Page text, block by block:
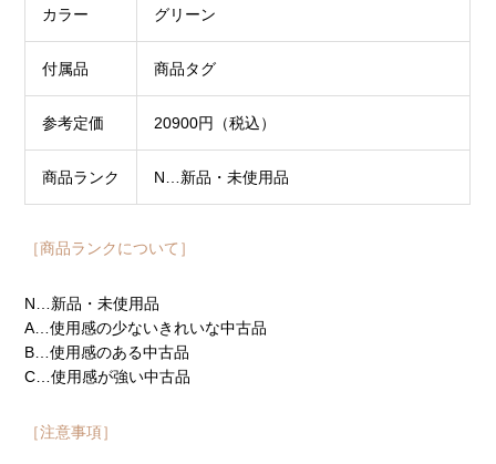
カラー グリーン
付属品 商品タグ
参考定価 20900円（税込）
商品ランク N…新品・未使用品
［商品ランクについて］
N…新品・未使用品
A…使用感の少ないきれいな中古品
B…使用感のある中古品
C…使用感が強い中古品
［注意事項］